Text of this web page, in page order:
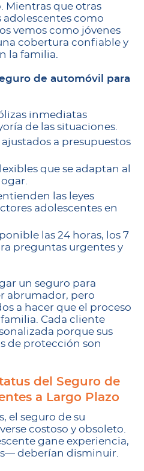
Mientras que otras
como
vemos como jóvenes
cobertura confiable y
la familia.
de automóvil para
inmediatas
de las situaciones.
a presupuestos
que se adaptan al
las leyes
adolescentes en
las 24 horas, los 7
preguntas urgentes y
un seguro para
abrumador, pero
a hacer que el proceso
Cada cliente
porque sus
de protección son
del Seguro de
a Largo Plazo
el seguro de su
costoso y obsoleto.
gane experiencia,
deberían disminuir.